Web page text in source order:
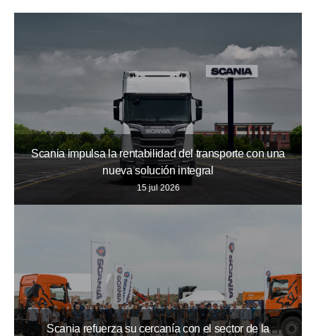
Scania impulsa la rentabilidad del transporte con una
nueva solución integral
15 jul 2026
Scania refuerza su cercanía con el sector de la